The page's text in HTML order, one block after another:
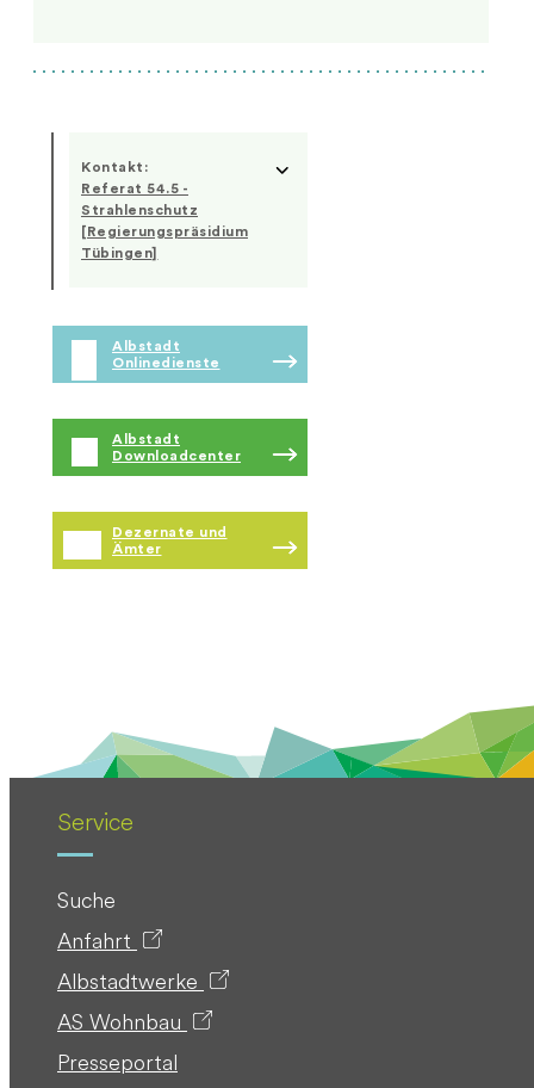
Kontakt:
Referat 54.5 -
Strahlenschutz
[Regierungspräsidium
Tübingen]
Albstadt
Onlinedienste
Albstadt
Downloadcenter
Dezernate und
Ämter
Service
Suche
Anfahrt
Albstadtwerke
AS Wohnbau
Presseportal